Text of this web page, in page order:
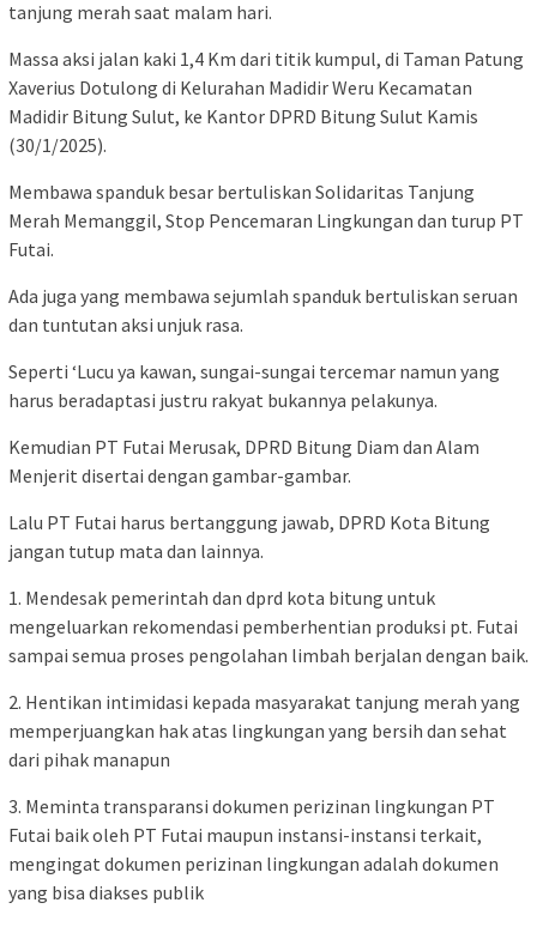
tanjung merah saat malam hari.
Massa aksi jalan kaki 1,4 Km dari titik kumpul, di Taman Patung
Xaverius Dotulong di Kelurahan Madidir Weru Kecamatan
Madidir Bitung Sulut, ke Kantor DPRD Bitung Sulut Kamis
(30/1/2025).
Membawa spanduk besar bertuliskan Solidaritas Tanjung
Merah Memanggil, Stop Pencemaran Lingkungan dan turup PT
Futai.
Ada juga yang membawa sejumlah spanduk bertuliskan seruan
dan tuntutan aksi unjuk rasa.
Seperti ‘Lucu ya kawan, sungai-sungai tercemar namun yang
harus beradaptasi justru rakyat bukannya pelakunya.
Kemudian PT Futai Merusak, DPRD Bitung Diam dan Alam
Menjerit disertai dengan gambar-gambar.
Lalu PT Futai harus bertanggung jawab, DPRD Kota Bitung
jangan tutup mata dan lainnya.
1. Mendesak pemerintah dan dprd kota bitung untuk
mengeluarkan rekomendasi pemberhentian produksi pt. Futai
sampai semua proses pengolahan limbah berjalan dengan baik.
2. Hentikan intimidasi kepada masyarakat tanjung merah yang
memperjuangkan hak atas lingkungan yang bersih dan sehat
dari pihak manapun
3. Meminta transparansi dokumen perizinan lingkungan PT
Futai baik oleh PT Futai maupun instansi-instansi terkait,
mengingat dokumen perizinan lingkungan adalah dokumen
yang bisa diakses publik